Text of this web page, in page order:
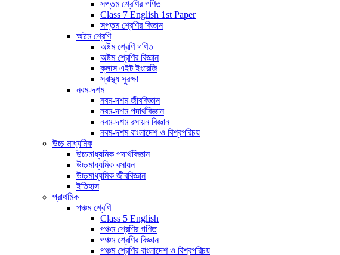
সপ্তম শ্রেণির গণিত
Class 7 English 1st Paper
সপ্তম শ্রেণির বিজ্ঞান
অষ্টম শ্রেণি
অষ্টম শ্রেণি গণিত
অষ্টম শ্রেণির বিজ্ঞান
ক্লাস এইট ইংরেজি
স্বাস্থ্য সুরক্ষা
নবম-দশম
নবম-দশম জীববিজ্ঞান
নবম-দশম পদার্থবিজ্ঞান
নবম-দশম রসায়ন বিজ্ঞান
নবম-দশম বাংলাদেশ ও বিশ্বপরিচয়
উচ্চ মাধ্যমিক
উচ্চমাধ্যমিক পদার্থবিজ্ঞান
উচ্চমাধ্যমিক রসায়ন
উচ্চমাধ্যমিক জীববিজ্ঞান
ইতিহাস
প্রাথমিক
পঞ্চম শ্রেণি
Class 5 English
পঞ্চম শ্রেণির গণিত
পঞ্চম শ্রেণির বিজ্ঞান
পঞ্চম শ্রেণির বাংলাদেশ ও বিশ্বপরিচয়